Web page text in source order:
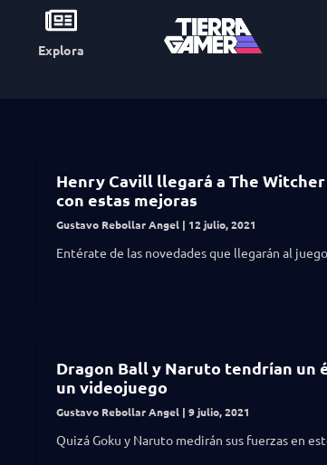
Explora
Henry Cavill llegará a The
con estas mejoras
Gustavo Rebollar Angel 12 julio, 2021
Entérate de las novedades que llegarán al
Dragon Ball y Naruto tendrían un
un videojuego
Gustavo Rebollar Angel 9 julio, 2021
Quizá Goku y Naruto medirán sus fuerzas en